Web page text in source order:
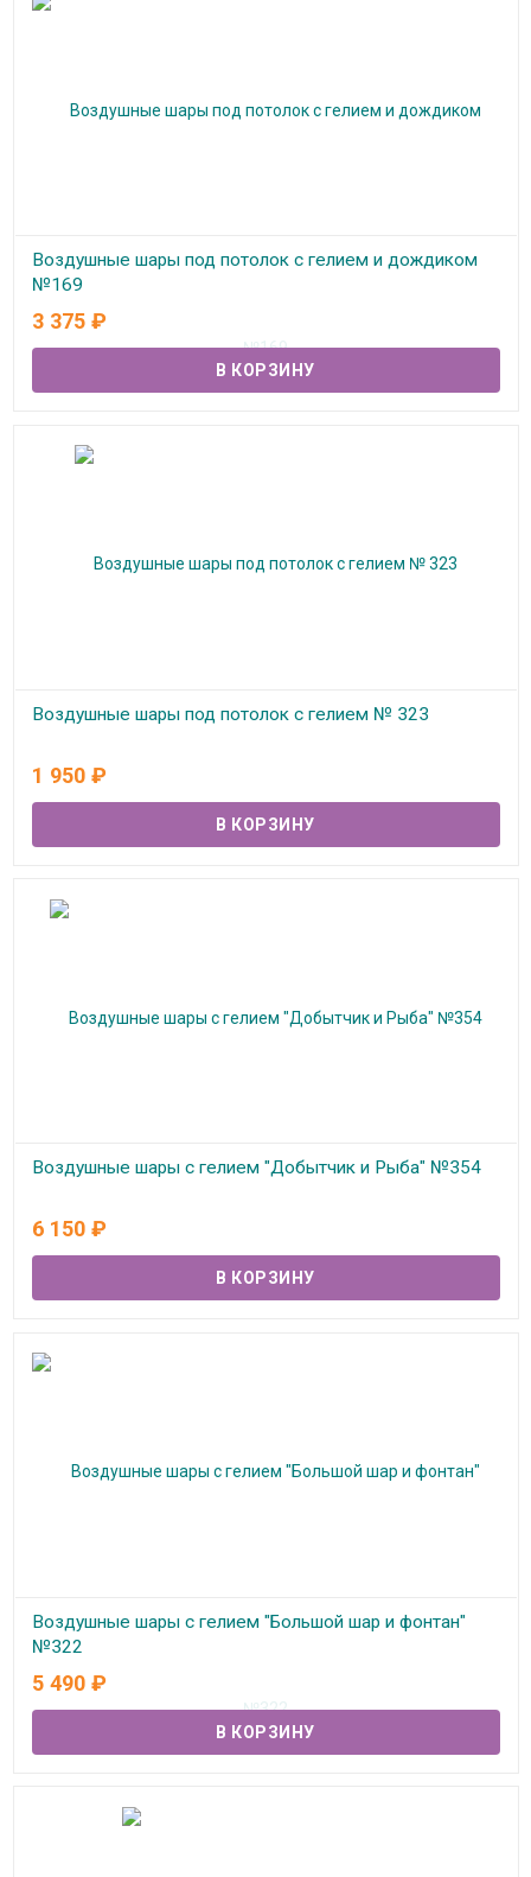
Воздушные шары под потолок с гелием и дождиком
№169
В наличии
3 375 ₽
Воздушные шары под потолок с гелием № 323
1 950 ₽
Воздушные шары с гелием "Добытчик и Рыба" №354
6 150 ₽
Воздушные шары с гелием "Большой шар и фонтан"
№322
В наличии
5 490 ₽